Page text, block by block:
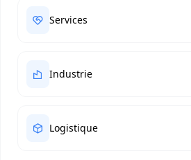
Services
Industrie
Logistique